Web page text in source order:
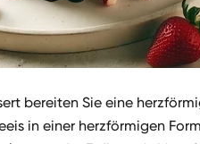
bereiten Sie eine
in einer herzförmigen